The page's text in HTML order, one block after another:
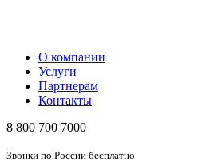
О компании
Услуги
Партнерам
Контакты
8 800 700 7000
Звонки по России бесплатно